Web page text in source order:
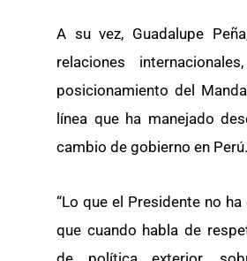
A su vez, Guadalupe
relaciones
posicionamiento del
línea que ha manejado
cambio de gobierno en Perú.
“Lo que el Presidente no
que cuando habla de